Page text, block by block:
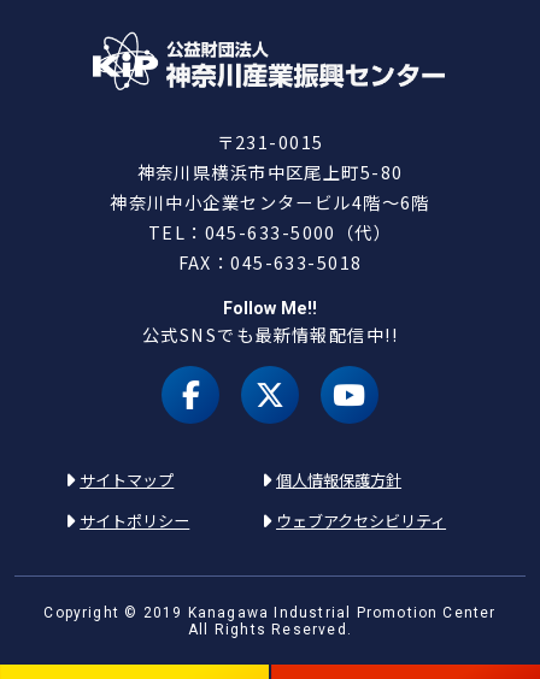
〒231-0015
神奈川県横浜市中区尾上町5-80
神奈川中小企業センタービル4階～6階
TEL：045-633-5000（代）
FAX：045-633-5018
Follow Me!!
公式SNSでも最新情報配信中!!
facebookX（旧 twitter）
youtube
サイトマップ
個人情報保護方針
サイトポリシー
ウェブアクセシビリティ
Copyright © 2019 Kanagawa Industrial Promotion Center
All Rights Reserved.